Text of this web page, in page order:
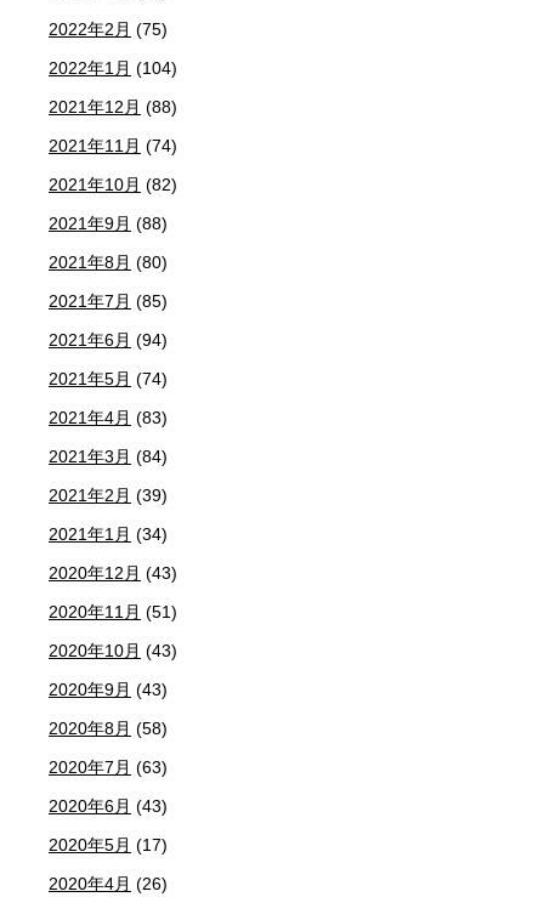
2022年2月 (75)
2022年1月 (104)
2021年12月 (88)
2021年11月 (74)
2021年10月 (82)
2021年9月 (88)
2021年8月 (80)
2021年7月 (85)
2021年6月 (94)
2021年5月 (74)
2021年4月 (83)
2021年3月 (84)
2021年2月 (39)
2021年1月 (34)
2020年12月 (43)
2020年11月 (51)
2020年10月 (43)
2020年9月 (43)
2020年8月 (58)
2020年7月 (63)
2020年6月 (43)
2020年5月 (17)
2020年4月 (26)